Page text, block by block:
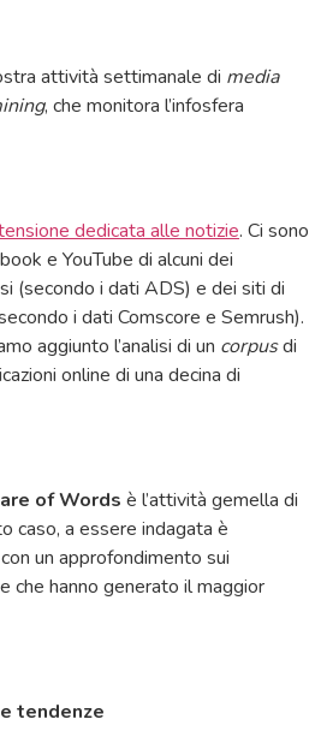
attività settimanale di media
, che monitora l’infosfera
dedicata alle notizie. Ci sono
e YouTube di alcuni dei
(secondo i dati ADS) e dei siti di
i dati Comscore e Semrush).
aggiunto l’analisi di un corpusdi
online di una decina di
of Words è l’attività gemella di
caso, a essere indagata è
un approfondimento sui
che hanno generato il maggior
tendenze